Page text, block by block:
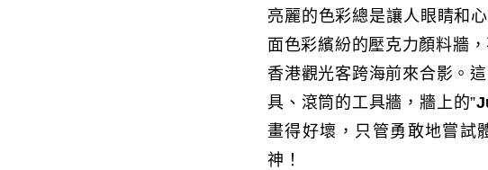
亮麗的色彩總是讓人眼睛和
面色彩繽紛的壓克力顏料牆
香港觀光客跨海前來合影。
具、滾筒的工具牆，牆上的”
畫得好壞，只管勇敢地嘗試
神！